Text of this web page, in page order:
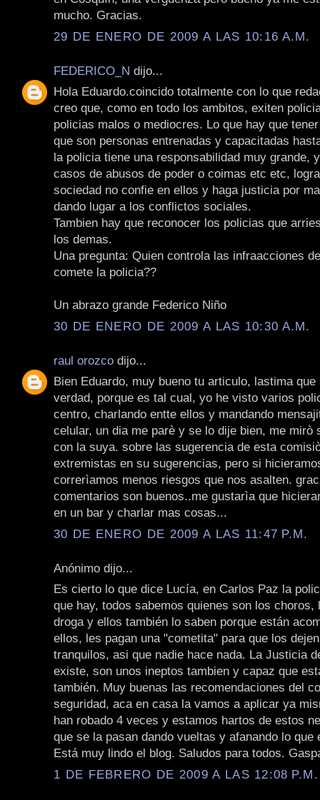
mucho. Gracias.
29 DE ENERO DE 2009 A LAS 10:16 A.M.
FEDERICO_N dijo...
Hola Eduardo.coincido totalmente con lo que
creo que, como en todo los ambitos, exiten
policias malos o mediocres. Lo que hay que
que son personas entrenadas y capacitadas
la policia tiene una responsabilidad muy grande,
casos de abusos de poder o coimas etc etc,
sociedad no confie en ellos y haga justicia por
dando lugar a los conflictos sociales.
Tambien hay que reconocer los policias que
los demas.
Una pregunta: Quien controla las infraacciones
comete la policia??
Un abrazo grande Federico Niño
30 DE ENERO DE 2009 A LAS 10:30 A.M.
raul orozco dijo...
Bien Eduardo, muy bueno tu articulo, lastima que
verdad, porque es tal cual, yo he visto varios
centro, charlando entte ellos y mandando
celular, un dia me parè y se lo dije bien, me mirò
con la suya. sobre las sugerencia de esta
extremistas en su sugerencias, pero si
correrìamos menos riesgos que nos asalten.
comentarios son buenos..me gustarìa que
en un bar y charlar mas cosas...
30 DE ENERO DE 2009 A LAS 11:47 P.M.
Anónimo dijo...
Es cierto lo que dice Lucía, en Carlos Paz la
que hay, todos sabemos quienes son los choros,
droga y ellos también lo saben porque están
ellos, les pagan una "cometita" para que los
tranquilos, asi que nadie hace nada. La Justicia
existe, son unos ineptos tambien y capaz que
también. Muy buenas las recomendaciones del
seguridad, aca en casa la vamos a aplicar ya
han robado 4 veces y estamos hartos de estos
que se la pasan dando vueltas y afanando lo que
Está muy lindo el blog. Saludos para todos.
1 DE FEBRERO DE 2009 A LAS 12:08 P.M.